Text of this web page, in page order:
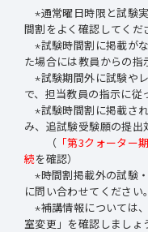
⋆通常曜日時限と試験
間割をよく確認してくだ
⋆試験時間割に掲載が
た場合には教員からの指
⋆試験期間外に試験や
で、担当教員の指示に従
⋆試験時間割に掲載さ
み、追試験受験願の提出
（ 「第3クォータ
続を確認）
⋆時間割掲載外の試験
に問い合わせてください。
⋆補講情報については
室変更」を確認しましょ